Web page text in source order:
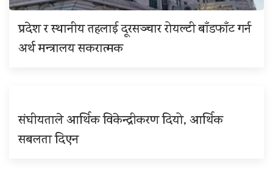
प्रदेश र स्थानीय तहलाई दूरसञ्चार रोयल्टी बाँडफाँट गर्न
अर्थ मन्त्रालय सकरात्मक
संघीयताले आर्थिक विकेन्द्रीकरण दियो, आर्थिक
सबलता दिएन